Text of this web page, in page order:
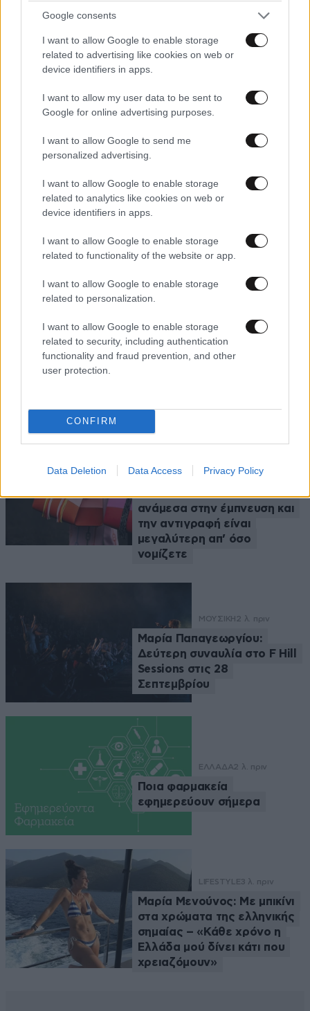
Google consents
I want to allow Google to enable storage
related to advertising like cookies on web or
device identifiers in apps.
I want to allow my user data to be sent to
Google for online advertising purposes.
I want to allow Google to send me
personalized advertising.
I want to allow Google to enable storage
related to analytics like cookies on web or
device identifiers in apps.
I want to allow Google to enable storage
related to functionality of the website or app.
I want to allow Google to enable storage
related to personalization.
I want to allow Google to enable storage
related to security, including authentication
functionality and fraud prevention, and other
user protection.
CONFIRM
Data Deletion Data Access Privacy Policy
Με τη SEAJETS, η Αμοργός
απόδραση των Κυκλάδων
10 παίκτες σήμερα
Το στιλ δεν αγοράζεται,
ανάμεσα στην έμπνευση και
την αντιγραφή είναι
μεγαλύτερη απ’ όσο
νομίζετε
ΜΟΥΣΙΚΗ2 λ. πριν
Μαρία Παπαγεωργίου:
Δεύτερη συναυλία στο F Hill
Sessions στις 28
Σεπτεμβρίου
ΕΛΛΑΔΑ2 λ. πριν
Ποια φαρμακεία
εφημερεύουν σήμερα
LIFESTYLE3 λ. πριν
Μαρία Μενούνος: Με μπικίνι
στα χρώματα της ελληνικής
σημαίας – «Κάθε χρόνο η
Ελλάδα μού δίνει κάτι που
χρειαζόμουν»